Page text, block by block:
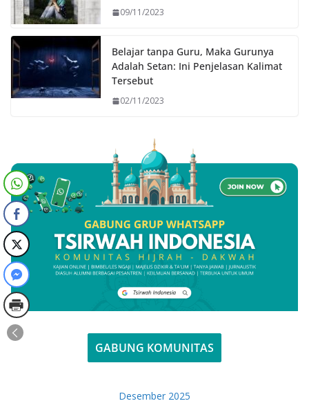
09/11/2023
Belajar tanpa Guru, Maka Gurunya
Adalah Setan: Ini Penjelasan Kalimat
Tersebut
02/11/2023
GABUNG KOMUNITAS
Desember 2025